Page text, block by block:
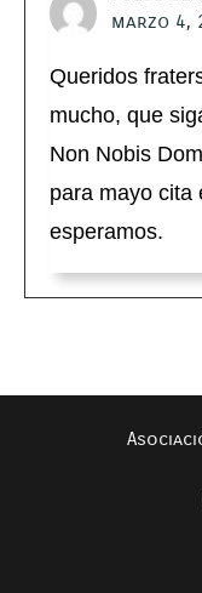
marzo 4,
Queridos
mucho, que
Non Nobis
para mayo cita
esperamos.